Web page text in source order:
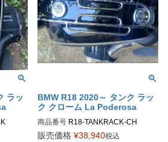
ラッ
BMW R18 2020～ タンク ラッ
ク クローム La Poderosa
商品番号 R18-TANKRACK-CH
販売価格 ¥38,940税込